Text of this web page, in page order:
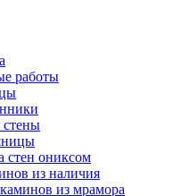
работы
стен ониксом
из наличия
из мрамора